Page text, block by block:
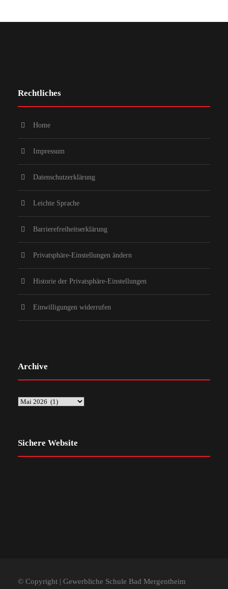
Rechtliches
Home
Impressum
Datenschutzerklärung
Leichte Sprache
Barrierefreiheitserklärung
Privatsphäre-Einstellungen ändern
Historie der Privatsphäre-Einstellungen
Einwilligungen widerrufen
Archive
Sichere Website
© Copyright | Gewerbliche Schule Bad Mergentheim